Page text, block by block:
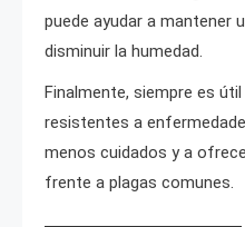
puede ayudar a mantener
disminuir la humedad.
Finalmente, siempre es
resistentes a
menos cuidados y a
frente a plagas comunes.